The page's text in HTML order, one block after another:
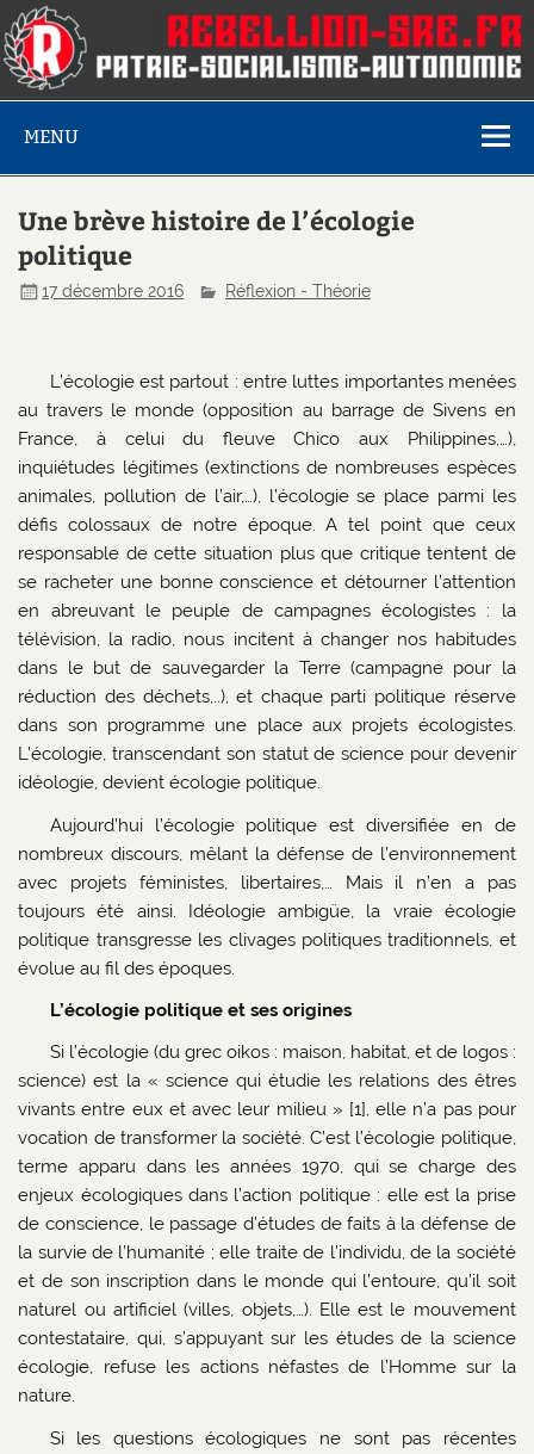
MENU
Une brève histoire de l’écologie
politique
17 décembre 2016 Réflexion - Théorie
L’écologie est partout : entre luttes importantes menées
au travers le monde (opposition au barrage de Sivens en
France, à celui du fleuve Chico aux Philippines,…),
inquiétudes légitimes (extinctions de nombreuses espèces
animales, pollution de l’air,…), l’écologie se place parmi les
défis colossaux de notre époque. A tel point que ceux
responsable de cette situation plus que critique tentent de
se racheter une bonne conscience et détourner l’attention
en abreuvant le peuple de campagnes écologistes : la
télévision, la radio, nous incitent à changer nos habitudes
dans le but de sauvegarder la Terre (campagne pour la
réduction des déchets,..), et chaque parti politique réserve
dans son programme une place aux projets écologistes.
L’écologie, transcendant son statut de science pour devenir
idéologie, devient écologie politique.
Aujourd’hui l’écologie politique est diversifiée en de
nombreux discours, mêlant la défense de l’environnement
avec projets féministes, libertaires,… Mais il n’en a pas
toujours été ainsi. Idéologie ambigüe, la vraie écologie
politique transgresse les clivages politiques traditionnels, et
évolue au fil des époques.
L’écologie politique et ses origines
Si l’écologie (du grec oikos : maison, habitat, et de logos :
science) est la « science qui étudie les relations des êtres
vivants entre eux et avec leur milieu » [1], elle n’a pas pour
vocation de transformer la société. C’est l’écologie politique,
terme apparu dans les années 1970, qui se charge des
enjeux écologiques dans l’action politique : elle est la prise
de conscience, le passage d’études de faits à la défense de
la survie de l’humanité ; elle traite de l’individu, de la société
et de son inscription dans le monde qui l’entoure, qu’il soit
naturel ou artificiel (villes, objets,…). Elle est le mouvement
contestataire, qui, s’appuyant sur les études de la science
écologie, refuse les actions néfastes de l’Homme sur la
nature.
Si les questions écologiques ne sont pas récentes